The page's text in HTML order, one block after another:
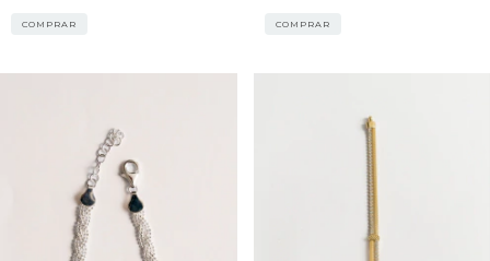
COMPRAR COMPRAR